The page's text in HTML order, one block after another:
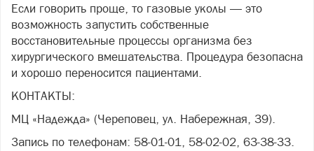
Если говорить проще, то газовые уколы — это
возможность запустить собственные
восстановительные процессы организма без
хирургического вмешательства. Процедура безопасна
и хорошо переносится пациентами.
КОНТАКТЫ:
МЦ «Надежда» (Череповец, ул. Набережная, 39).
Запись по телефонам: 58-01-01, 58-02-02, 63-38-33.